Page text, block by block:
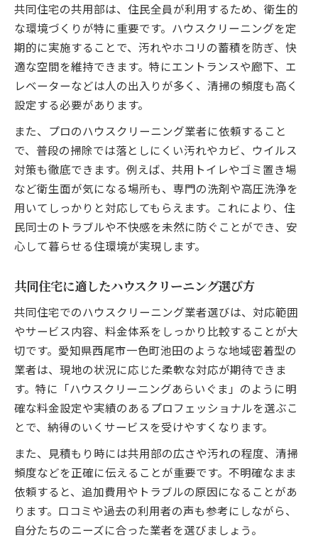
清掃コスト削減のための業者比較ポイント
ハウスクリーニング料金相場の見極め方
セット活用でハウスクリーニングの賢い節
約
無駄なくハウスクリーニング依頼するコツ
日常掃除でハウスクリーニング費節約術
自分でできるハウスクリーニング簡単テク
定期清掃と日常清掃の組み合わせ効果
ハウスクリーニング前後の掃除ポイント解
説
ブログ日記で見つける節約実践アイデア
ハウスクリーニングの女性スタッフ対応の
安心感
口コミで選ぶ安心のハウスクリーニング業
者
子育て中でも頼みやすいハウスクリーニン
グ
安全性重視のハウスクリーニング業者の選
び方
ブログから学ぶ女性に人気のクリーニング
ポイント
定期ハウスクリーニングのメリット解説
定期ハウスクリーニングで清潔維持の秘訣
共同住宅の共用部は、住民全員が利用するため、衛生的
な環境づくりが特に重要です。ハウスクリーニングを定
期的に実施することで、汚れやホコリの蓄積を防ぎ、快
適な空間を維持できます。特にエントランスや廊下、エ
レベーターなどは人の出入りが多く、清掃の頻度も高く
設定する必要があります。
また、プロのハウスクリーニング業者に依頼すること
で、普段の掃除では落としにくい汚れやカビ、ウイルス
対策も徹底できます。例えば、共用トイレやゴミ置き場
など衛生面が気になる場所も、専門の洗剤や高圧洗浄を
用いてしっかりと対応してもらえます。これにより、住
民同士のトラブルや不快感を未然に防ぐことができ、安
心して暮らせる住環境が実現します。
共同住宅に適したハウスクリーニング選び方
共同住宅でのハウスクリーニング業者選びは、対応範囲
やサービス内容、料金体系をしっかり比較することが大
切です。愛知県西尾市一色町池田のような地域密着型の
業者は、現地の状況に応じた柔軟な対応が期待できま
す。特に「ハウスクリーニングあらいぐま」のように明
確な料金設定や実績のあるプロフェッショナルを選ぶこ
とで、納得のいくサービスを受けやすくなります。
また、見積もり時には共用部の広さや汚れの程度、清掃
頻度などを正確に伝えることが重要です。不明確なまま
依頼すると、追加費用やトラブルの原因になることがあ
ります。口コミや過去の利用者の声も参考にしながら、
自分たちのニーズに合った業者を選びましょう。